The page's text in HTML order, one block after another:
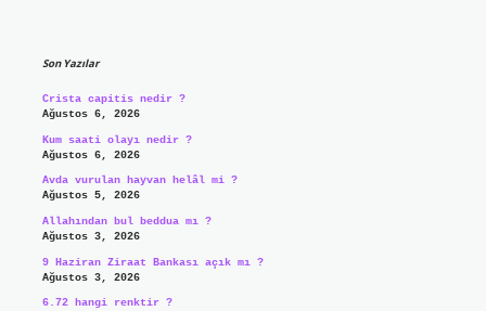
Son Yazılar
Crista capitis nedir ?
Ağustos 6, 2026
Kum saati olayı nedir ?
Ağustos 6, 2026
Avda vurulan hayvan helâl mi ?
Ağustos 5, 2026
Allahından bul beddua mı ?
Ağustos 3, 2026
9 Haziran Ziraat Bankası açık mı ?
Ağustos 3, 2026
6.72 hangi renktir ?